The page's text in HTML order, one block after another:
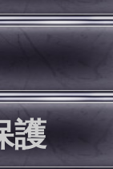
護